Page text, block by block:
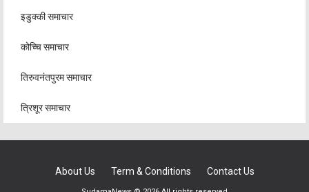
इडुक्की समाचार
कोच्चि समाचार
तिरुवनंतपुरम समाचार
त्रिशूर समाचार
About Us Term & Conditions Contact Us